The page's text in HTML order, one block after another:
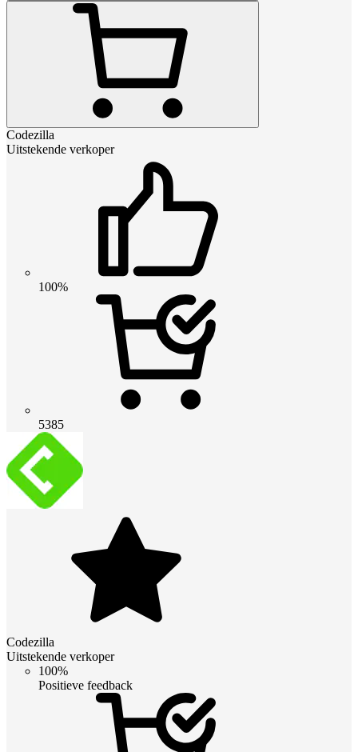
Codezilla
Uitstekende verkoper
100%
5385
Codezilla
Uitstekende verkoper
100%
Positieve feedback